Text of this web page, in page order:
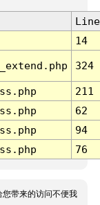
Line
14
324
211
62
94
76
您带来的访问不便我